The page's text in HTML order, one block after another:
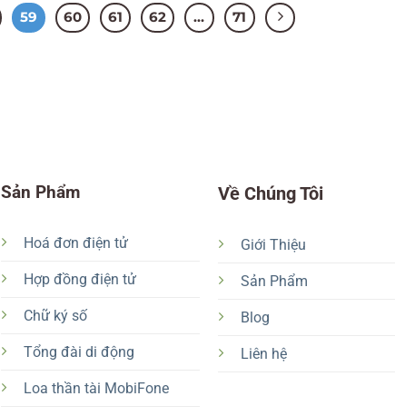
59 60 61 62 … 71
Sản Phẩm
Hoá đơn điện tử
Hợp đồng điện tử
Chữ ký số
Tổng đài di động
Loa thần tài MobiFone
Về Chúng Tôi
Giới Thiệu
Sản Phẩm
Blog
Liên hệ